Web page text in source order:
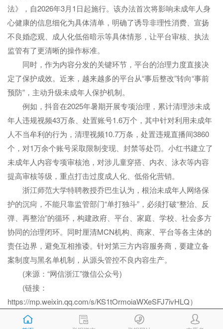
法》，自2026年3月1日起施行。该办法首次将影响未成年人身
心健康的信息细化为具体清单，明确了诱导非理性消费、宣扬
不良婚恋观、成人化低俗暗示等具体情形，让平台审核、执法
监管有了更清晰的操作标准。
同时，作为内容分发的关键环节，平台的治理力度直接决
定了保护成效。近来，越来越多的平台从“事后整改”转向“事前
预防”，主动升级未成年人保护机制。
例如，抖音在2025年暑期开展专项治理，累计清理涉未成
年人违规视频43万条、处置账号1.6万个，其中针对利用未成年
人不当牟利的行为，清理视频10.7万条，处置违规直播间3860
个，对1万余个账号采取限制变现、封禁等处罚。小红书建立了
未成年人内容专项审核池，对涉儿童穿搭、内衣、泳衣等内容
提高审核等级，重点打击过度成人化、低俗化营销。
浙江师范大学特聘教授乔巴生认为，根治未成年人网络保
护的沉疴，不能只靠监管部门“单打独斗”，必须打破“整治、反
弹、再整治”的循环，构建政府、平台、家庭、学校、社会多方
协同的治理闭环。同时厘清MCN机构、商家、平台等各主体的
责任边界，避免互相推诿。针对第三方内容服务商，要建立备
案制度与黑名单机制，从源头管控不良内容生产。
(来源：“网信浙江”微信公众号)
(链接：
https://mp.weixin.qq.com/s/KS1tOrmoiaWXeSFJ7ivHLQ）